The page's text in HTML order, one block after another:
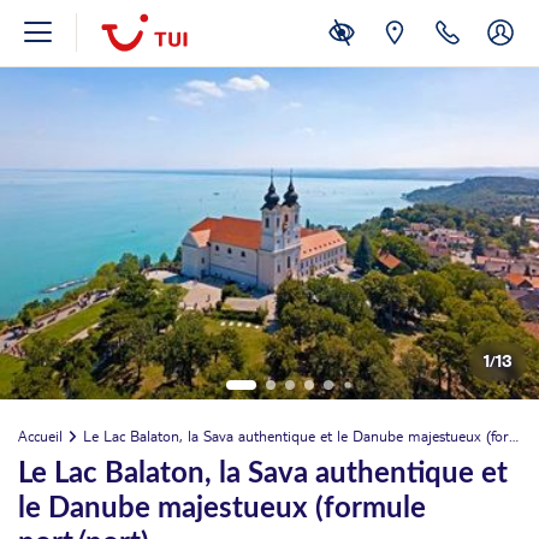
1/13
Accueil Le Lac Balaton, la Sava authentique et le Danube majestueux (formule port/port)
Le Lac Balaton, la Sava authentique et
le Danube majestueux (formule